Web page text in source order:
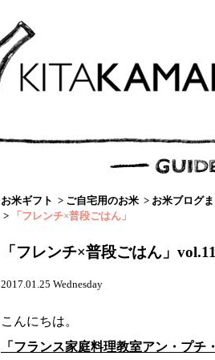
お米ギフト > ご自宅用のお米 > お米ブログ
>
「フレンチ×普段ごはん」
「フレンチ×普段ごはん」
2017.01.25 Wednesday
こんにちは。
「フランス家庭料理教室アン・プチ